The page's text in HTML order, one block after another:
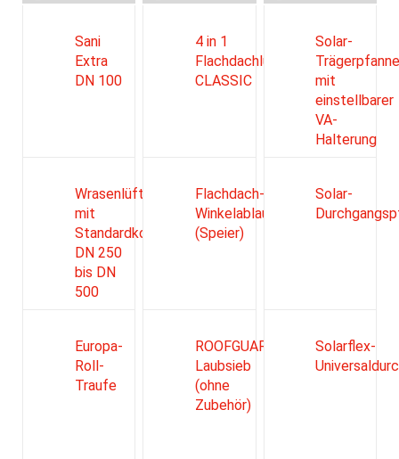
Sani
Extra
DN 100
Wrasenlüfter
mit
Standardkopf
DN 250
bis DN
500
Europa-
Roll-
Traufe
4 in 1
Flachdachlüfter
CLASSIC
Flachdach-
Winkelablauf
(Speier)
ROOFGUARD
Laubsieb
(ohne
Zubehör)
Solar-
mit
einstellbarer
VA-
Halterung
Solar-
Solarflex-